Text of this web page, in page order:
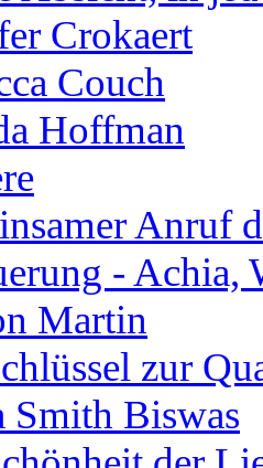
Crokaert
Couch
Hoffman
Anruf
- Achia,
Martin
zur
Smith Biswas